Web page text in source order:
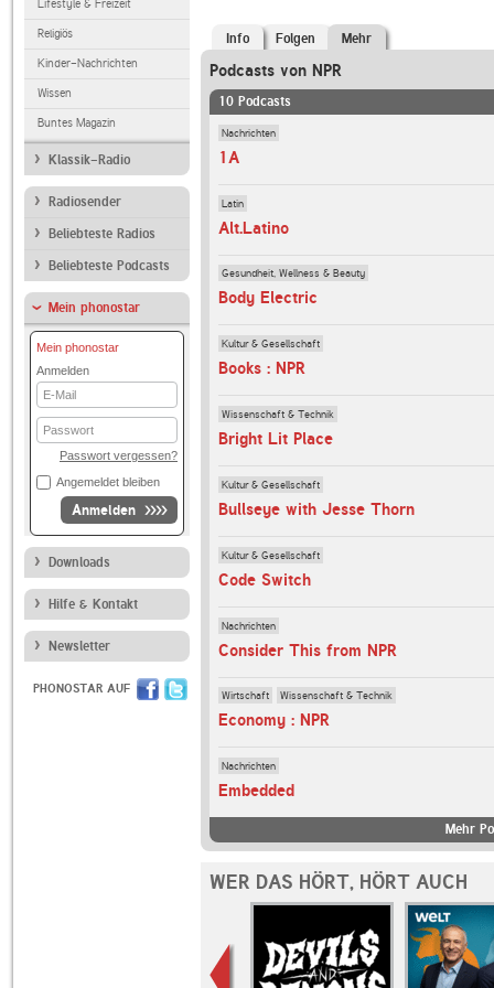
Lifestyle & Freizeit
Religiös
Kinder-Nachrichten
Wissen
Buntes Magazin
Klassik-Radio
Radiosender
Beliebteste Radios
Beliebteste Podcasts
Mein phonostar
Mein phonostar
Anmelden
E-
Mail
Passwort
Passwort vergessen?
Angemeldet bleiben
Anmelden
Downloads
Hilfe & Kontakt
Newsletter
PHONOSTAR AUF
Info Folgen Mehr
Podcasts von NPR
10 Podcasts
Nachrichten
1A
Latin
Alt.Latino
Gesundheit, Wellness & Beauty
Body Electric
Kultur & Gesellschaft
Books : NPR
Wissenschaft & Technik
Bright Lit Place
Kultur & Gesellschaft
Bullseye with Jesse Thorn
Kultur & Gesellschaft
Code Switch
Nachrichten
Consider This from NPR
Wirtschaft Wissenschaft & Technik
Economy : NPR
Nachrichten
Embedded
Mehr
WER DAS HÖRT, HÖRT AUCH